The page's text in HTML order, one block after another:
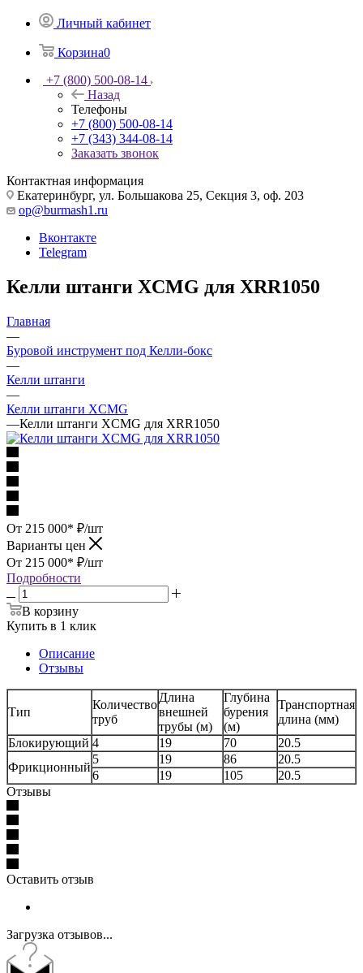
Личный кабинет
Корзина0
+7 (800) 500-08-14
Назад
Телефоны
+7 (800) 500-08-14
+7 (343) 344-08-14
Заказать звонок
Контактная информация
Екатеринбург, ул. Большакова 25, Секция 3, оф. 203
op@burmash1.ru
Вконтакте
Telegram
Келли штанги XCMG для XRR1050
Главная
—
Буровой инструмент под Келли-бокс
—
Келли штанги
—
Келли штанги XCMG
—Келли штанги XCMG для XRR1050
От 215 000* ₽/шт
Варианты цен
От 215 000* ₽/шт
Подробности
В корзину
Купить в 1 клик
Описание
Отзывы
Тип
Количество
труб
Длина
внешней
трубы (м)
Глубина
бурения
(м)
Транспортная
длина (мм)
Блокирующий 4 19 70
20.5
Фрикционный
5 19 86
20.5
6
19 105
20.5
Отзывы
Оставить отзыв
Загрузка отзывов...